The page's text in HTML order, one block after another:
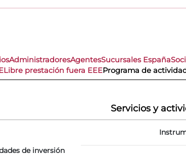
AdministradoresAgentesSucursales España
Libre prestación fuera EEEPrograma de
Servicios y
de inversión